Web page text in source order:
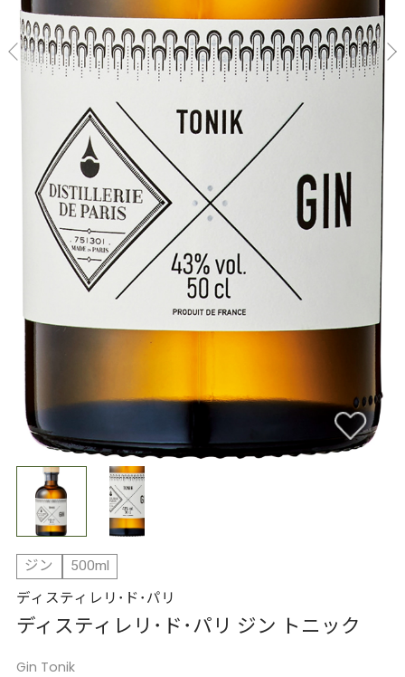
ジン
500ml
ディスティレリ･ド･パリ
ディスティレリ･ド･パリ ジン トニック
Gin Tonik